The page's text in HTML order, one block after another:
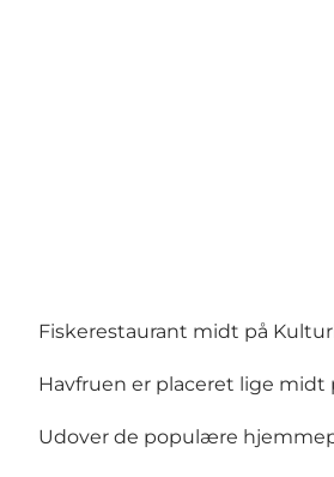
Fiskerestaurant midt på
Havfruen er placeret lige
Udover de populære